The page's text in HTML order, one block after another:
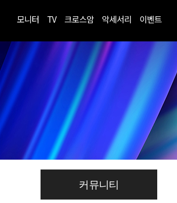
모니터 TV 크로스암 악세서리 이벤트
커뮤니티